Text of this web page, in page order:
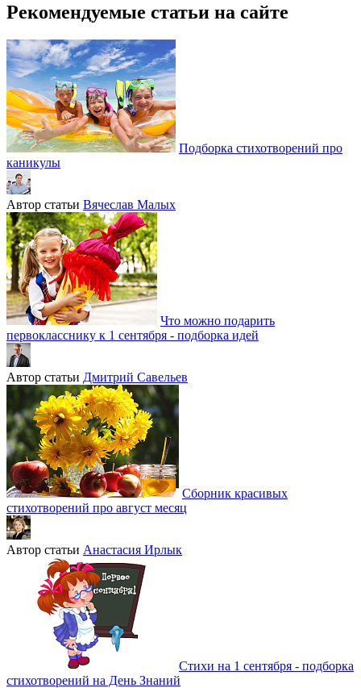
Рекомендуемые статьи на сайте
Подборка стихотворений про
каникулы
Автор статьи Вячеслав Малых
Что можно подарить
первокласснику к 1 сентября - подборка идей
Автор статьи Дмитрий Савельев
Сборник красивых
стихотворений про август месяц
Автор статьи Анастасия Ирлык
Стихи на 1 сентября - подборка
стихотворений на День Знаний